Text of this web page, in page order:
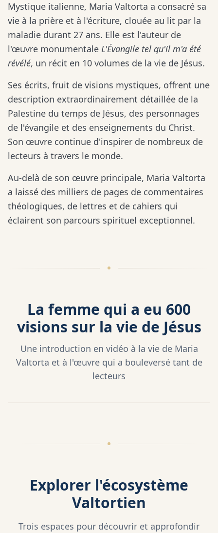
Mystique italienne, Maria Valtorta a consacré sa
vie à la prière et à l'écriture, clouée au lit par la
maladie durant 27 ans. Elle est l'auteur de
l'œuvre monumentale L'Évangile tel qu'il m'a été
révélé, un récit en 10 volumes de la vie de Jésus.
Ses écrits, fruit de visions mystiques, offrent une
description extraordinairement détaillée de la
Palestine du temps de Jésus, des personnages
de l'évangile et des enseignements du Christ.
Son œuvre continue d'inspirer de nombreux de
lecteurs à travers le monde.
Au-delà de son œuvre principale, Maria Valtorta
a laissé des milliers de pages de commentaires
théologiques, de lettres et de cahiers qui
éclairent son parcours spirituel exceptionnel.
La femme qui a eu 600
visions sur la vie de Jésus
Une introduction en vidéo à la vie de Maria
Valtorta et à l'œuvre qui a bouleversé tant de
lecteurs
Explorer l'écosystème
Valtortien
Trois espaces pour découvrir et approfondir